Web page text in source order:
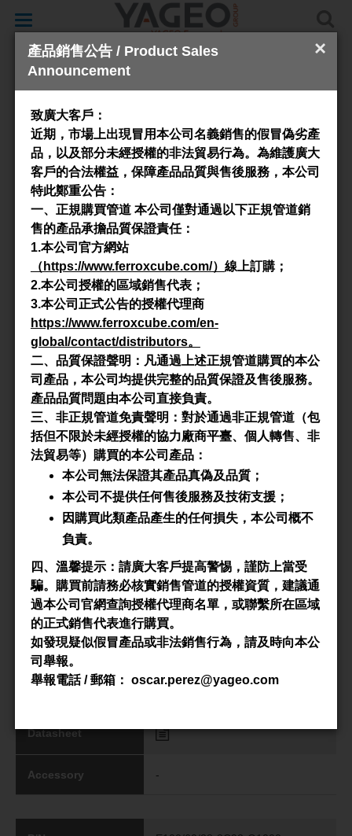
Toggle
navigation
Cores & Accessories
適用材料
3C90 3C91 3C94
3F36
3C92 3C95
進階搜尋
Product All
E100/60/28-3C90
3C90
Datasheet
Accessory -
P/N E100/60/28-3C92
Datasheet
Accessory -
×
產品銷售公告 / Product Sales
Announcement
致廣大客戶：
近期，市場上出現冒用本公司名義銷售的假冒偽劣產
品，以及部分未經授權的非法貿易行為。為維護廣大
客戶的合法權益，保障產品品質與售後服務，本公司
特此鄭重公告：
一、正規購買管道 本公司僅對通過以下正規管道銷
售的產品承擔品質保證責任：
1.本公司官方網站
（ https://www.ferroxcube.com/） 線上訂購；
2.本公司授權的區域銷售代表；
3.本公司正式公告的授權代理商
https://www.ferroxcube.com/en-
global/contact/distributors。
二、品質保證聲明：凡通過上述正規管道購買的本公
司產品，本公司均提供完整的品質保證及售後服務。
產品品質問題由本公司直接負責。
三、非正規管道免責聲明：對於通過非正規管道（包
括但不限於未經授權的協力廠商平臺、個人轉售、非
法貿易等）購買的本公司產品：
本公司無法保證其產品真偽及品質；
本公司不提供任何售後服務及技術支援；
因購買此類產品產生的任何損失，本公司概不
負責。
四、溫馨提示：請廣大客戶提高警惕，謹防上當受
騙。購買前請務必核實銷售管道的授權資質，建議通
過本公司官網查詢授權代理商名單，或聯繫所在區域
的正式銷售代表進行購買。
如發現疑似假冒產品或非法銷售行為，請及時向本公
司舉報。
舉報電話/郵箱： oscar.perez@yageo.com